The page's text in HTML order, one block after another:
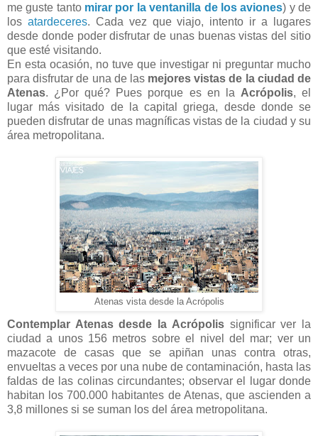
me guste tanto mirar por la ventanilla de los aviones) y de
los atardeceres. Cada vez que viajo, intento ir a lugares
desde donde poder disfrutar de unas buenas vistas del sitio
que esté visitando.
En esta ocasión, no tuve que investigar ni preguntar mucho
para disfrutar de una de las mejores vistas de la ciudad de
Atenas. ¿Por qué? Pues porque es en la Acrópolis, el
lugar más visitado de la capital griega, desde donde se
pueden disfrutar de unas magníficas vistas de la ciudad y su
área metropolitana.
Atenas vista desde la Acrópolis
Contemplar Atenas desde la Acrópolissignificar ver la
ciudad a unos 156 metros sobre el nivel del mar; ver un
mazacote de casas que se apiñan unas contra otras,
envueltas a veces por una nube de contaminación, hasta las
faldas de las colinas circundantes; observar el lugar donde
habitan los 700.000 habitantes de Atenas, que ascienden a
3,8 millones si se suman los del área metropolitana.